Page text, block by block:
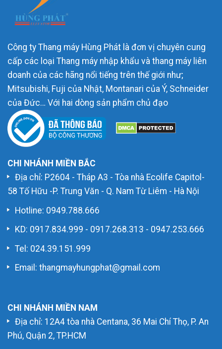
Công ty Thang máy Hùng Phát là đơn vị chuyên cung
cấp các loại Thang máy nhập khẩu và thang máy liên
doanh của các hãng nổi tiếng trên thế giới như;
Mitsubishi, Fuji của Nhật, Montanari của Ý, Schneider
của Đức… Với hai dòng sản phẩm chủ đạo
CHI NHÁNH MIỀN BẮC
Địa chỉ: P2604 - Tháp A3 - Tòa nhà Ecolife Capitol-
58 Tố Hữu -P. Trung Văn - Q. Nam Từ Liêm - Hà Nội
Hotline: 0949.788.666
KD: 0917.834.999 - 0917.268.313 - 0947.253.666
Tel: 024.39.151.999
Email: thangmayhungphat@gmail.com
CHI NHÁNH MIỀN NAM
Địa chỉ: 12A4 tòa nhà Centana, 36 Mai Chí Thọ, P. An
Phú, Quận 2, TP.HCM